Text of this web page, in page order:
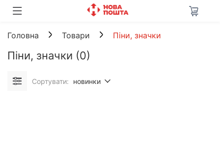
Головна Товари Піни, значки
Піни, значки (0)
Сортувати: новинки